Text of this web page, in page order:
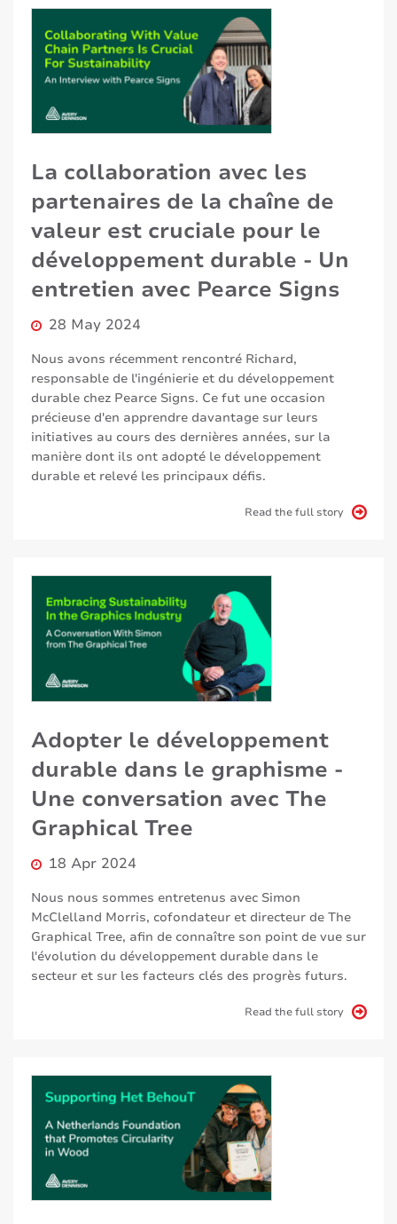
La collaboration avec les
partenaires de la chaîne de
valeur est cruciale pour le
développement durable - Un
entretien avec Pearce Signs
28 May 2024
Nous avons récemment rencontré Richard,
responsable de l'ingénierie et du développement
durable chez Pearce Signs. Ce fut une occasion
précieuse d'en apprendre davantage sur leurs
initiatives au cours des dernières années, sur la
manière dont ils ont adopté le développement
durable et relevé les principaux défis.
Read the full story
Adopter le développement
durable dans le graphisme -
Une conversation avec The
Graphical Tree
18 Apr 2024
Nous nous sommes entretenus avec Simon
McClelland Morris, cofondateur et directeur de The
Graphical Tree, afin de connaître son point de vue sur
l'évolution du développement durable dans le
secteur et sur les facteurs clés des progrès futurs.
Read the full story